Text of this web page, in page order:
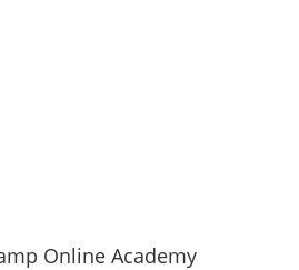
Online Academy